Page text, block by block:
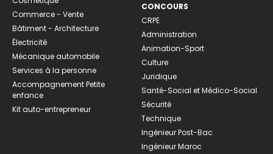
Commerce - Vente
Bâtiment - Architecture
Électricité
Mécanique automobile
Services à la personne
Accompagnement Petite
enfance
Kit auto-entrepreneur
CONCOURS
CRPE
Administration
Animation-Sport
Culture
Juridique
Santé-Social et Médico-Social
Sécurité
Technique
Ingénieur Post-Bac
Ingénieur Maroc